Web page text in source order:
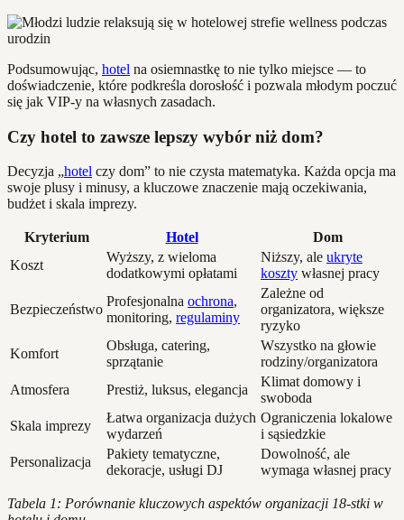
Podsumowując, hotel na osiemnastkę to nie tylko miejsce — to
doświadczenie, które podkreśla dorosłość i pozwala młodym poczuć
się jak VIP-y na własnych zasadach.
Czy hotel to zawsze lepszy wybór niż dom?
Decyzja „hotel czy dom” to nie czysta matematyka. Każda opcja ma
swoje plusy i minusy, a kluczowe znaczenie mają oczekiwania,
budżet i skala imprezy.
Kryterium Hotel
Dom
Koszt
Wyższy, z wieloma
dodatkowymi opłatami
Niższy, ale ukryte
koszty własnej pracy
Bezpieczeństwo
Profesjonalna ochrona,
monitoring, regulaminy
Zależne od
organizatora, większe
ryzyko
Komfort
Obsługa, catering,
sprzątanie
Wszystko na głowie
rodziny/organizatora
Atmosfera
Prestiż, luksus, elegancja
Klimat domowy i
swoboda
Skala imprezy
Łatwa organizacja dużych
wydarzeń
Ograniczenia lokalowe
i sąsiedzkie
Personalizacja
Pakiety tematyczne,
dekoracje, usługi DJ
Dowolność, ale
wymaga własnej pracy
Tabela 1: Porównanie kluczowych aspektów organizacji 18-stki w